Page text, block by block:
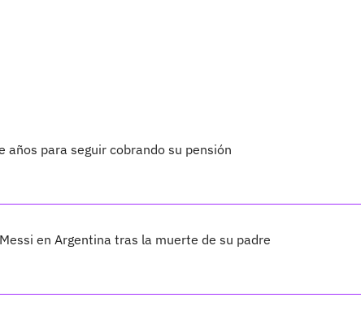
años para seguir cobrando su pensión
en Argentina tras la muerte de su padre